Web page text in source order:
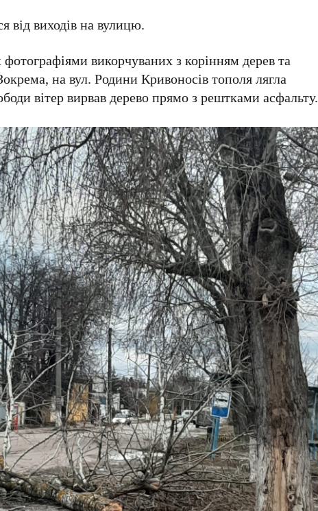
від виходів на вулицю.
викорчуваних з корінням дерев та
на вул. Родини Кривоносів тополя лягла
вітер вирвав дерево прямо з рештками асфальту.